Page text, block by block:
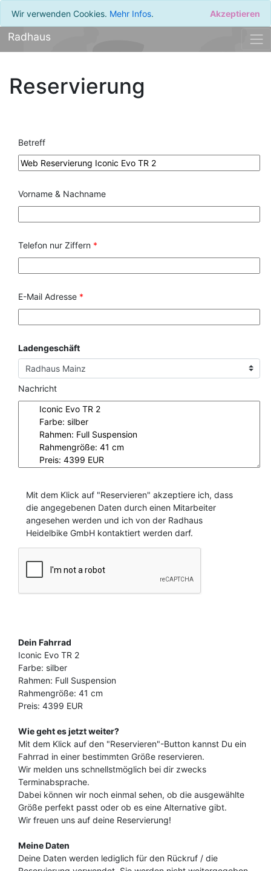
Wir verwenden Cookies. Mehr Infos. Akzeptieren
Radhaus
Reservierung
Betreff
Vorname & Nachname
Telefon nur Ziffern *
E-Mail Adresse *
Ladengeschäft
Nachricht
Mit dem Klick auf "Reservieren" akzeptiere ich, dass
die angegebenen Daten durch einen Mitarbeiter
angesehen werden und ich von der Radhaus
Heidelbike GmbH kontaktiert werden darf.
Dein Fahrrad
Iconic Evo TR 2
Farbe: silber
Rahmen: Full Suspension
Rahmengröße: 41 cm
Preis: 4399 EUR
Wie geht es jetzt weiter?
Mit dem Klick auf den "Reservieren"-Button kannst Du ein
Fahrrad in einer bestimmten Größe reservieren.
Wir melden uns schnellstmöglich bei dir zwecks
Terminabsprache.
Dabei können wir noch einmal sehen, ob die ausgewählte
Größe perfekt passt oder ob es eine Alternative gibt.
Wir freuen uns auf deine Reservierung!
Meine Daten
Deine Daten werden lediglich für den Rückruf / die